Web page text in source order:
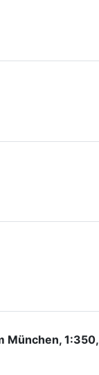
München, 1:350,